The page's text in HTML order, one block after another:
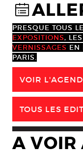
@
PRESQUE TOUS
EXPOSITIONS, LES
VERNISSAGES EN
PARIS.
VOIR
TOUS LES
A VOIR